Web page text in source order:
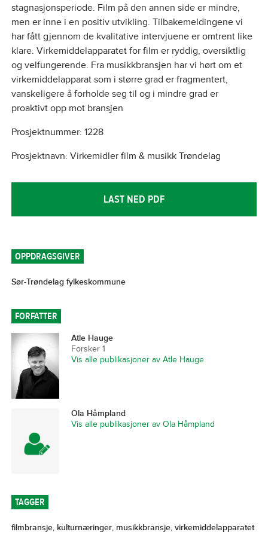
stagnasjonsperiode. Film på den annen side er mindre,
men er inne i en positiv utvikling. Tilbakemeldingene vi
har fått gjennom de kvalitative intervjuene er omtrent like
klare. Virkemiddelapparatet for film er ryddig, oversiktlig
og velfungerende. Fra musikkbransjen har vi hørt om et
virkemiddelapparat som i større grad er fragmentert,
vanskeligere å forholde seg til og i mindre grad er
proaktivt opp mot bransjen
Prosjektnummer: 1228
Prosjektnavn: Virkemidler film & musikk Trøndelag
LAST NED PDF
OPPDRAGSGIVER
Sør-Trøndelag fylkeskommune
FORFATTER
Atle Hauge
Forsker 1
Vis alle publikasjoner av Atle Hauge
Ola Håmpland
Vis alle publikasjoner av Ola Håmpland
TAGGER
filmbransje, kulturnæringer, musikkbransje, virkemiddelapparatet